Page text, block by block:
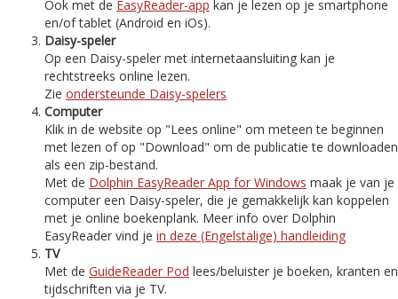
Ook met de EasyReader-app kan je lezen op je smartphone
en/of tablet (Android en iOs).
Daisy-speler
Op een Daisy-speler met internetaansluiting kan je
rechtstreeks online lezen.
Zie ondersteunde Daisy-spelers
Computer
Klik in de website op "Lees online" om meteen te beginnen
met lezen of op "Download" om de publicatie te downloaden
als een zip-bestand.
Met de Dolphin EasyReader App for Windows maak je van je
computer een Daisy-speler, die je gemakkelijk kan koppelen
met je online boekenplank. Meer info over Dolphin
EasyReader vind je in deze (Engelstalige) handleiding
TV
Met de GuideReader Pod lees/beluister je boeken, kranten en
tijdschriften via je TV.